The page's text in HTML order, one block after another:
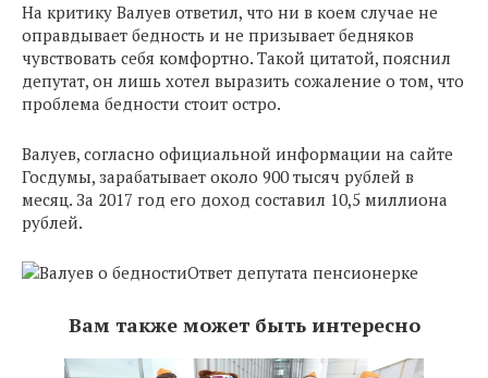
На критику Валуев ответил, что ни в коем случае не
оправдывает бедность и не призывает бедняков
чувствовать себя комфортно. Такой цитатой, пояснил
депутат, он лишь хотел выразить сожаление о том, что
проблема бедности стоит остро.
Валуев, согласно официальной информации на сайте
Госдумы, зарабатывает около 900 тысяч рублей в
месяц. За 2017 год его доход составил 10,5 миллиона
рублей.
Ответ депутата пенсионерке
Вам также может быть интересно